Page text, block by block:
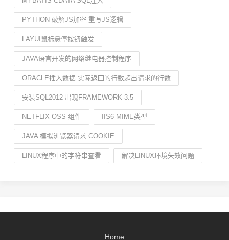
PYTHON 破解JS加密 重写JS逻辑
LAYUI鼠标悬停按钮触发
JAVA语言开发的网络继电器控制程序
ORACLE插入数据 实际返回的行数超出请求的行数
安装SQL2012 出现FRAMEWORK 3.5
NETFLIX OSS 组件 IIS6 MIME类型
JAVA 模拟浏览器请求 COOKIE
LINUX程序中的字符串查看 解决LINUX环境失效问题
Home